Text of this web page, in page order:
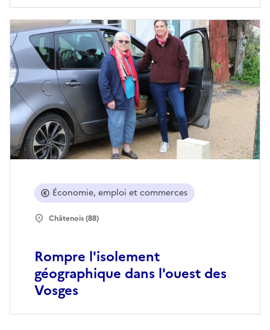
Rompre l'isolement
géographique dans l'ouest des
Vosges
Économie, emploi et commerces
Châtenois (88)